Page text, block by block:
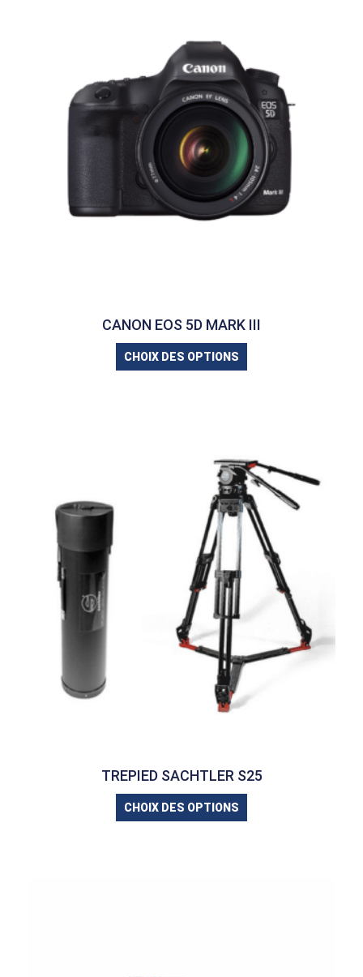
CANON EOS 5D MARK III
CHOIX DES OPTIONS
TREPIED SACHTLER S25
CHOIX DES OPTIONS